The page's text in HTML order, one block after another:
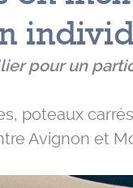
pour un
poteaux
Avignon et